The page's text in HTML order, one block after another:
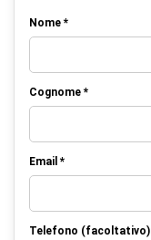
Nome *
Cognome *
Email *
Telefono (facoltativo)